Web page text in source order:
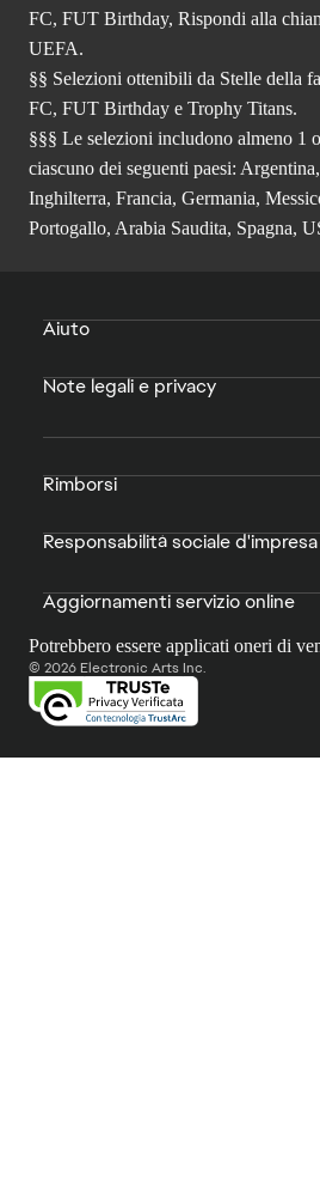
FC, FUT Birthday, Rispondi alla
UEFA.
§§ Selezioni ottenibili da Stelle della
FC, FUT Birthday e Trophy Titans.
§§§ Le selezioni includono almeno 1
ciascuno dei seguenti paesi:
Inghilterra, Francia, Germania,
Portogallo, Arabia Saudita, Spagna,
Aiuto
Note legali e privacy
Rimborsi
Responsabilità sociale d'impresa
Aggiornamenti servizio online
Potrebbero essere applicati oneri di
© 2026 Electronic Arts Inc.